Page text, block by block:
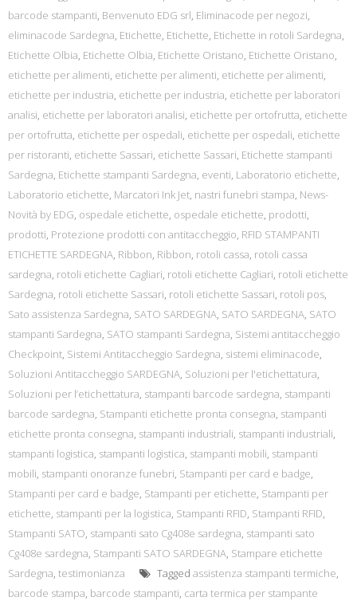
barcode stampanti, Benvenuto EDG srl, Eliminacode per negozi,
eliminacode Sardegna, Etichette, Etichette, Etichette in rotoli Sardegna,
Etichette Olbia, Etichette Olbia, Etichette Oristano, Etichette Oristano,
etichette per alimenti, etichette per alimenti, etichette per alimenti,
etichette per industria, etichette per industria, etichette per laboratori
analisi, etichette per laboratori analisi, etichette per ortofrutta, etichette
per ortofrutta, etichette per ospedali, etichette per ospedali, etichette
per ristoranti, etichette Sassari, etichette Sassari, Etichette stampanti
Sardegna, Etichette stampanti Sardegna, eventi, Laboratorio etichette,
Laboratorio etichette, Marcatori Ink Jet, nastri funebri stampa, News-
Novità by EDG, ospedale etichette, ospedale etichette, prodotti,
prodotti, Protezione prodotti con antitaccheggio, RFID STAMPANTI
ETICHETTE SARDEGNA, Ribbon, Ribbon, rotoli cassa, rotoli cassa
sardegna, rotoli etichette Cagliari, rotoli etichette Cagliari, rotoli etichette
Sardegna, rotoli etichette Sassari, rotoli etichette Sassari, rotoli pos,
Sato assistenza Sardegna, SATO SARDEGNA, SATO SARDEGNA, SATO
stampanti Sardegna, SATO stampanti Sardegna, Sistemi antitaccheggio
Checkpoint, Sistemi Antitaccheggio Sardegna, sistemi eliminacode,
Soluzioni Antitaccheggio SARDEGNA, Soluzioni per l'etichettatura,
Soluzioni per l’etichettatura, stampanti barcode sardegna, stampanti
barcode sardegna, Stampanti etichette pronta consegna, stampanti
etichette pronta consegna, stampanti industriali, stampanti industriali,
stampanti logistica, stampanti logistica, stampanti mobili, stampanti
mobili, stampanti onoranze funebri, Stampanti per card e badge,
Stampanti per card e badge, Stampanti per etichette, Stampanti per
etichette, stampanti per la logistica, Stampanti RFID, Stampanti RFID,
Stampanti SATO, stampanti sato Cg408e sardegna, stampanti sato
Cg408e sardegna, Stampanti SATO SARDEGNA, Stampare etichette
Sardegna, testimonianza Tagged assistenza stampanti termiche,
barcode stampa, barcode stampanti, carta termica per stampante